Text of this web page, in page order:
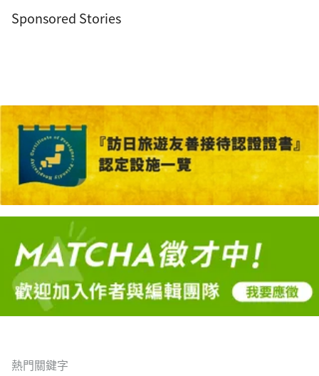
Sponsored Stories
熱門關鍵字